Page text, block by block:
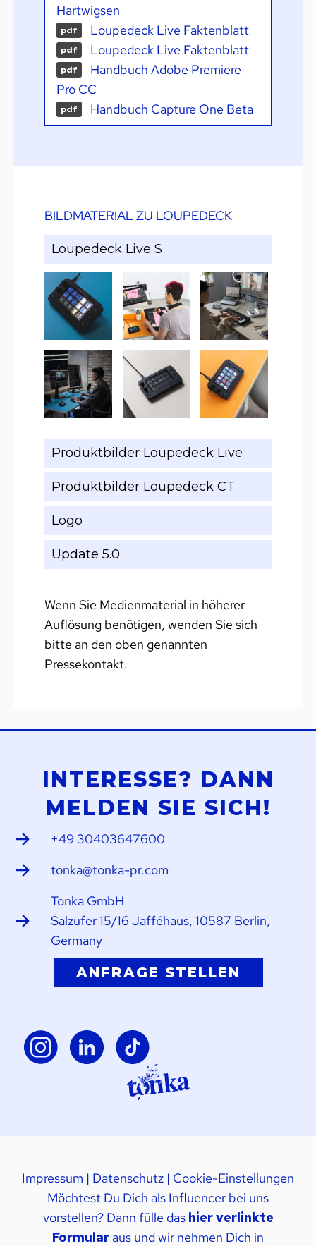
Hartwigsen
pdf Loupedeck Live Faktenblatt
pdf Loupedeck Live Faktenblatt
pdf
Handbuch Adobe Premiere
Pro CC
pdf Handbuch Capture One Beta
BILDMATERIAL ZU LOUPEDECK
Loupedeck Live S
Produktbilder Loupedeck Live
Produktbilder Loupedeck CT
Logo
Update 5.0
Wenn Sie Medienmaterial in höherer
Auflösung benötigen, wenden Sie sich
bitte an den oben genannten
Pressekontakt.
INTERESSE? DANN
MELDEN SIE SICH!
+49 30403647600
tonka@tonka-pr.com
Tonka GmbH
Salzufer 15/16 Jafféhaus, 10587 Berlin,
Germany
ANFRAGE STELLEN
Impressum | Datenschutz | Cookie-Einstellungen
Möchtest Du Dich als Influencer bei uns
vorstellen? Dann fülle das hier verlinkte
Formular aus und wir nehmen Dich in